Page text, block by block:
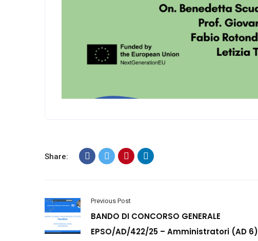
Share:
Previous Post
BANDO DI CONCORSO GENERALE
EPSO/AD/422/25 – Amministratori (AD 6)